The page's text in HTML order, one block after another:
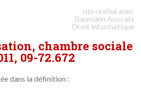
site réalisé avec
Baumann Avocats
Droit informatique
chambre sociale
09-72.672
dans la définition :